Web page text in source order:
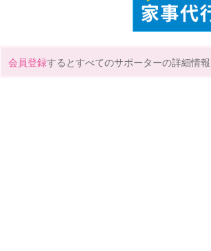
会員登録するとすべてのサポーターの詳細情